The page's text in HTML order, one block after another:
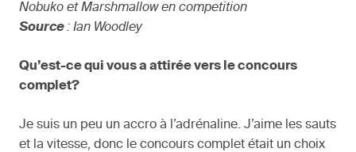
Nobuko et Marshmallow en competition
Source: Ian Woodley
Qu’est-ce qui vous a attirée vers le concours
complet?
Je suis un peu un accro à l’adrénaline. J’aime les sauts
et la vitesse, donc le concours complet était un choix